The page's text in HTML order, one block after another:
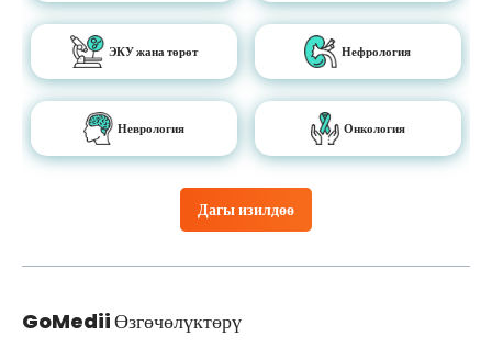
Дагы изилдөө
ЭКУ жана төрөт Нефрология
Неврология Онкология
GoMediiӨзгөчөлүктөрү